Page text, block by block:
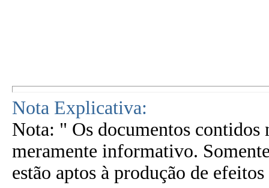
Nota Explicativa:
Nota: " Os documentos contidos
meramente informativo.
estão aptos à produção de